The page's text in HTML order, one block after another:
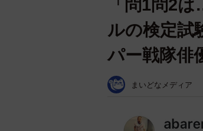
「問1問2
ルの検定
パー戦隊俳
まいどなメディア